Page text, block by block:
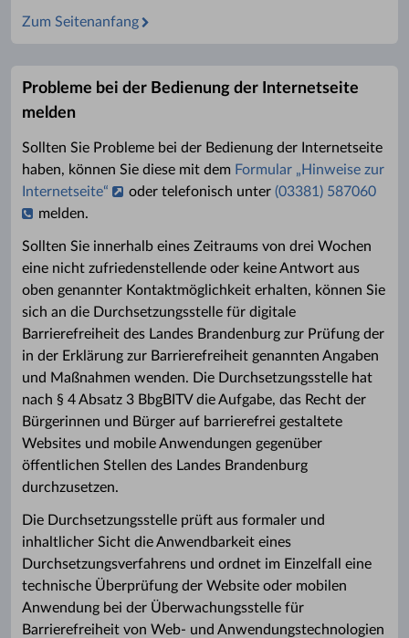
Zum Seitenanfang
Probleme bei der Bedienung der Internetseite
melden
Sollten Sie Probleme bei der Bedienung der Internetseite
haben, können Sie diese mit dem Formular „Hinweise zur
Internetseite“
oder telefonisch unter (03381) 587060
melden.
Sollten Sie innerhalb eines Zeitraums von drei Wochen
eine nicht zufriedenstellende oder keine Antwort aus
oben genannter Kontaktmöglichkeit erhalten, können Sie
sich an die Durchsetzungsstelle für digitale
Barrierefreiheit des Landes Brandenburg zur Prüfung der
in der Erklärung zur Barrierefreiheit genannten Angaben
und Maßnahmen wenden. Die Durchsetzungsstelle hat
nach § 4 Absatz 3 BbgBITV die Aufgabe, das Recht der
Bürgerinnen und Bürger auf barrierefrei gestaltete
Websites und mobile Anwendungen gegenüber
öffentlichen Stellen des Landes Brandenburg
durchzusetzen.
Die Durchsetzungsstelle prüft aus formaler und
inhaltlicher Sicht die Anwendbarkeit eines
Durchsetzungsverfahrens und ordnet im Einzelfall eine
technische Überprüfung der Website oder mobilen
Anwendung bei der Überwachungsstelle für
Barrierefreiheit von Web- und Anwendungstechnologien